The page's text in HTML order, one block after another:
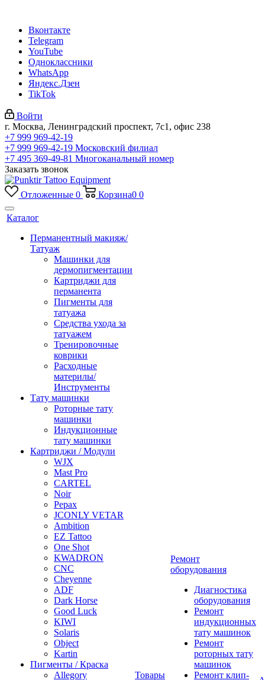
Вконтакте
Telegram
YouTube
Одноклассники
WhatsApp
Яндекс.Дзен
TikTok
Войти
г. Москва, Ленинградский проспект, 7с1, офис 238
+7 999 969-42-19
+7 999 969-42-19 Московский филиал
+7 495 369-49-81 Многоканальный номер
Заказать звонок
Отложенные 0 Корзина0 0
Каталог
Перманентный макияж/
Татуаж
Машинки для
дермопигментации
Картриджи для
перманента
Пигменты для
татуажа
Средства ухода за
татуажем
Тренировочные
коврики
Расходные
материлы/
Инструменты
Тату машинки
Роторные тату
машинки
Индукционные
тату машинки
Картриджи / Модули
WJX
Mast Pro
CARTEL
Noir
Pepax
JCONLY VETAR
Ambition
EZ Tattoo
One Shot
KWADRON
CNC
Cheyenne
ADF
Dark Horse
Good Luck
KIWI
Solaris
Object
Kartin
Пигменты / Краска
Allegory
Товары
Ремонт
оборудования
Диагностика
оборудования
Ремонт
индукционных
тату машинок
Ремонт
роторных тату
машинок
Ремонт клип-